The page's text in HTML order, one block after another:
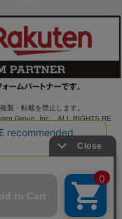
製・転載を禁止します。
Group, Inc. ALL RIGHTS RE